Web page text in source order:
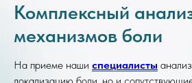
Комплексный
механизмов боли
На приеме наши специалисты